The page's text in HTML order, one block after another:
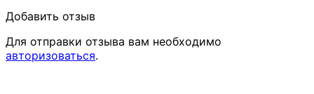
Добавить отзыв
Для отправки отзыва вам необходимо
авторизоваться.